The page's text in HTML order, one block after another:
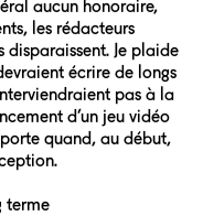
aucun honoraire,
les rédacteurs
disparaissent. Je plaide
écrire de longs
pas à la
d’un jeu vidéo
quand, au début,
terme